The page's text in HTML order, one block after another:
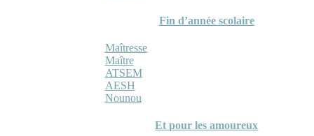
Fin d’année scolaire
Maîtresse
Maître
ATSEM
AESH
Nounou
Et pour les amoureux